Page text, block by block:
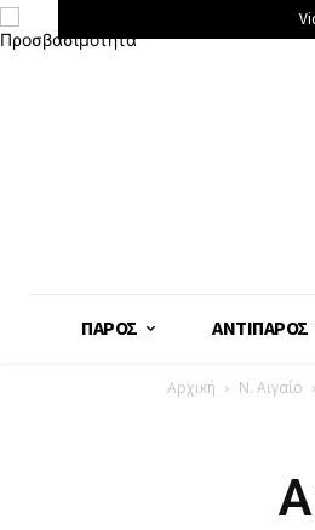
ΠΆΡΟΣ ΑΝΤΊΠΑΡΟΣ
Αρχική Ν. Αιγαίο